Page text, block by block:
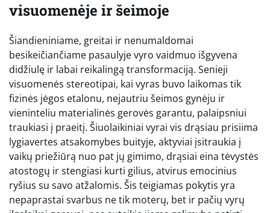
visuomenėje ir šeimoje
Šiandieniniame, greitai ir nenumaldomai
besikeičiančiame pasaulyje vyro vaidmuo išgyvena
didžiulę ir labai reikalingą transformaciją. Senieji
visuomenės stereotipai, kai vyras buvo laikomas tik
fizinės jėgos etalonu, nejautriu šeimos gynėju ir
vieninteliu materialinės gerovės garantu, palaipsniui
traukiasi į praeitį. Šiuolaikiniai vyrai vis drąsiau prisiima
lygiavertes atsakomybes buityje, aktyviai įsitraukia į
vaikų priežiūrą nuo pat jų gimimo, drąsiai eina tėvystės
atostogų ir stengiasi kurti gilius, atvirus emocinius
ryšius su savo atžalomis. Šis teigiamas pokytis yra
nepaprastai svarbus ne tik moterų, bet ir pačių vyrų